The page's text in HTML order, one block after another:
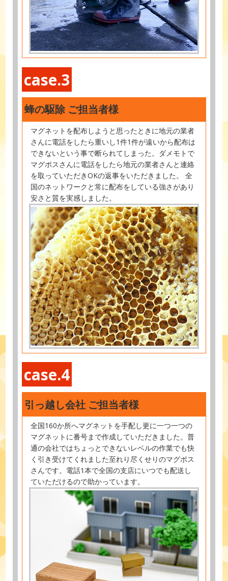
case.3
蜂の駆除 ご担当者様
マグネットを配布しようと思ったときに地元の業者
さんに電話をしたら重いし1件1件が遠いから配布は
できないという事で断られてしまった。ダメモトで
マグポスさんに電話をしたら地元の業者さんと連絡
を取っていただきOKの返事をいただきました。 全
国のネットワークと常に配布をしている強さがあり
安さと質を実感しました。
case.4
引っ越し会社 ご担当者様
全国160か所へマグネットを手配し更に一つ一つの
マグネットに番号まで作成していただきました。普
通の会社ではちょっとできないレベルの作業でも快
く引き受けてくれました至れり尽くせりのマグポス
さんです。電話1本で全国の支店にいつでも配送し
ていただけるので助かっています。